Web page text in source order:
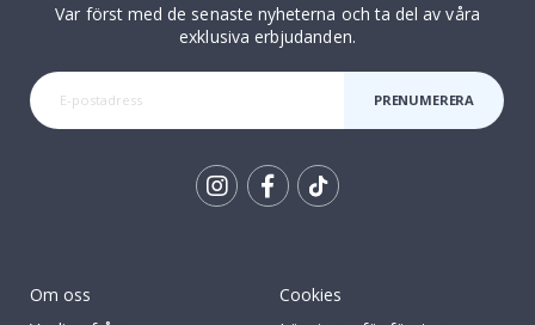
Var först med de senaste nyheterna och ta del av våra
exklusiva erbjudanden.
PRENUMERERA
Om oss
Cookies